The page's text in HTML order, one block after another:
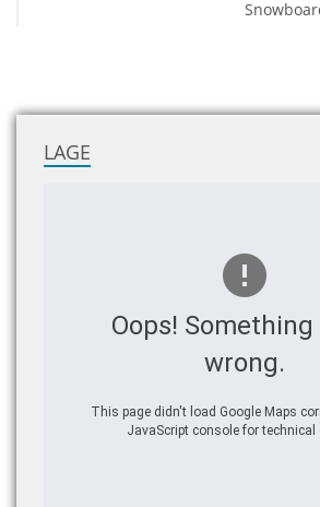
LAGE
Oops!
wrong.
This page didn't load Google Maps
JavaScript console for technical